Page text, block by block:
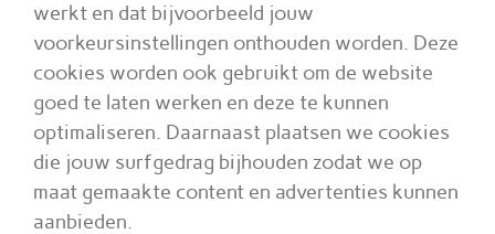
werkt en dat bijvoorbeeld jouw
voorkeursinstellingen onthouden worden. Deze
cookies worden ook gebruikt om de website
goed te laten werken en deze te kunnen
optimaliseren. Daarnaast plaatsen we cookies
die jouw surfgedrag bijhouden zodat we op
maat gemaakte content en advertenties kunnen
aanbieden.